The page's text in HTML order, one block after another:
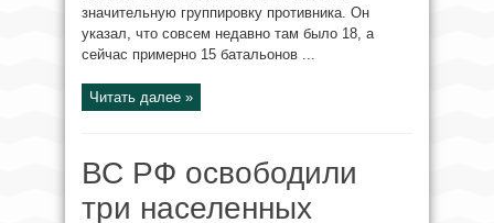
значительную группировку противника. Он
указал, что совсем недавно там было 18, а
сейчас примерно 15 батальонов ...
Читать далее »
ВС РФ освободили
три населенных